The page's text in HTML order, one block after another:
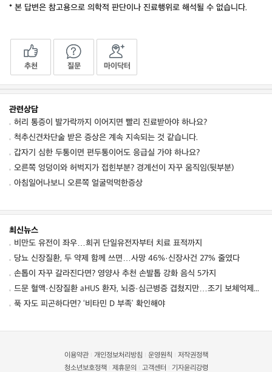
* 본 답변은 참고용으로 의학적 판단이나 진료행위로 해석될 수 없습니다.
추천 질문 마이닥터
관련상담
허리 통증이 발가락까지 이어지면 빨리 진료받아야 하나요?
척추신견차단술 받은 증상은 계속 지속되는 것 같습니다.
갑자기 심한 두통이면 편두통이어도 응급실 가야 하나요?
오른쪽 엉덩이와 허벅지가 접힌부분? 경계선이 자꾸 움직임(뒷부분)
아침일어나보니 오른쪽 얼굴먹먹한증상
최신뉴스
비만도 유전이 좌우…희귀 단일유전자부터 치료 표적까지
당뇨 신장질환, 두 약제 함께 쓰면…사망 46%·신장사건 27% 줄였다
손톱이 자꾸 갈라진다면? 영양사 추천 손발톱 강화 음식 5가지
드문 혈액·신장질환 aHUS 환자, 뇌증·심근병증 겹쳤지만…조기 보체억제치료로 신경학적 회복 보여
푹 자도 피곤하다면? ‘비타민 D 부족’ 확인해야
이용약관 개인정보처리방침 운영원칙
저작권정책
청소년보호정책
제휴문의 고객센터 기자윤리강령